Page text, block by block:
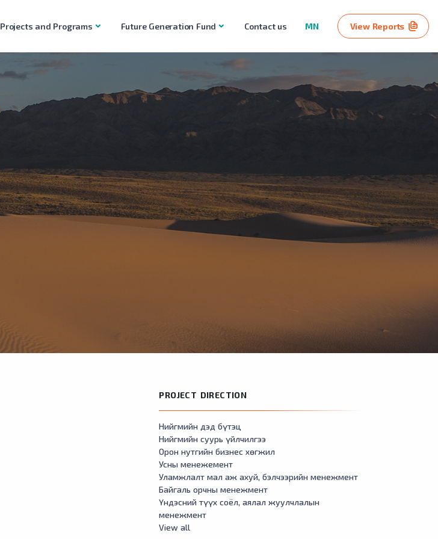
Projects and Programs Future Generation Fund Contact us MN View Reports
PROJECT DIRECTION
Нийгмийн дэд бүтэц
Нийгмийн суурь үйлчилгээ
Орон нутгийн бизнес хөгжил
Усны менежемент
Уламжлалт мал аж ахуй, бэлчээрийн менежмент
Байгаль орчны менежмент
Үндэсний түүх соёл, аялал жуулчлалын
менежмент
View all